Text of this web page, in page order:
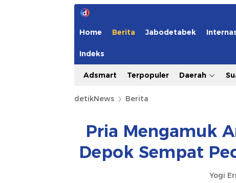
Home Berita Jabodetabek
Indeks
Adsmart Terpopuler Daerah
detikNews Berita
Pria Mengamuk
Depok Sempat
Yogi